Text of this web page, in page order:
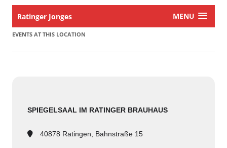
Ratinger Jonges MENU
EVENTS AT THIS LOCATION
SPIEGELSAAL IM RATINGER BRAUHAUS
40878 Ratingen, Bahnstraße 15